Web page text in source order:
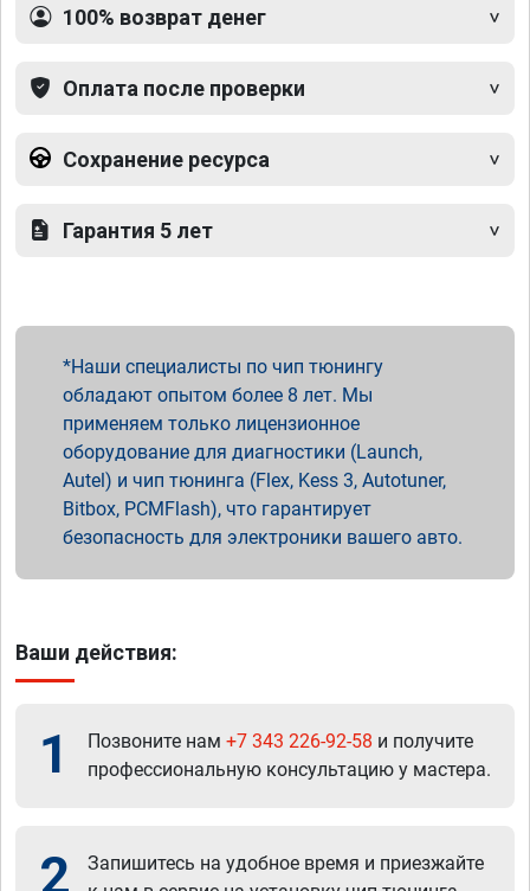
100% возврат денег
Оплата после проверки
Сохранение ресурса
Гарантия 5 лет
Наши специалисты по чип тюнингу
обладают опытом более 8 лет. Мы
применяем только лицензионное
оборудование для диагностики (Launch,
Autel) и чип тюнинга (Flex, Kess 3, Autotuner,
Bitbox, PCMFlash), что гарантирует
безопасность для электроники вашего авто.
Ваши действия:
1 Позвоните нам +7 343 226-92-58 и получите
профессиональную консультацию у мастера.
2
Запишитесь на удобное время и приезжайте